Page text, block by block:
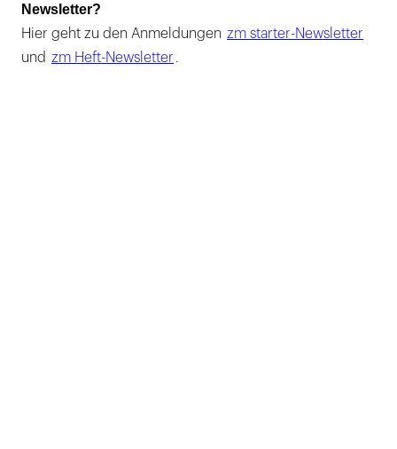
Newsletter?
Hier geht zu den Anmeldungen zm starter-Newsletter
und zm Heft-Newsletter .